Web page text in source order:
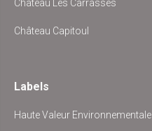
Château Les Carrasses
Château Capitoul
Labels
Haute Valeur Environnementale